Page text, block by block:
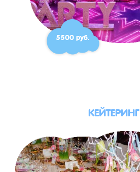
5500 руб.
КЕЙТЕРИНГ